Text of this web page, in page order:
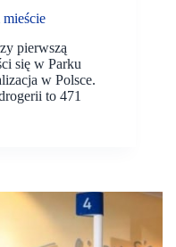
pierwszą
się w Parku
w Polsce.
to 471